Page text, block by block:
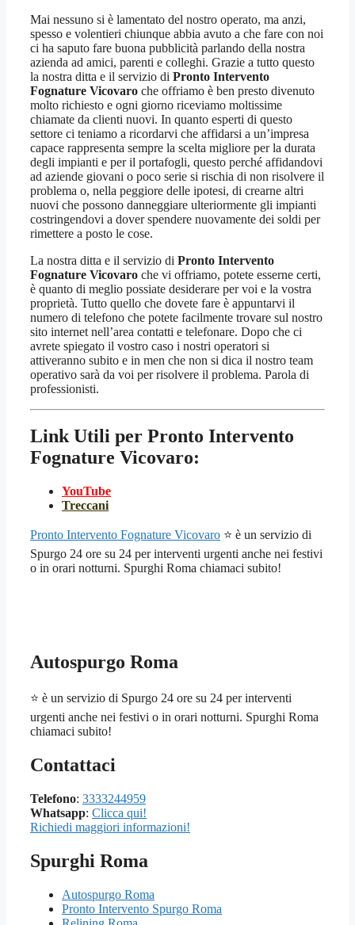
Mai nessuno si è lamentato del nostro operato, ma anzi,
spesso e volentieri chiunque abbia avuto a che fare con noi
ci ha saputo fare buona pubblicità parlando della nostra
azienda ad amici, parenti e colleghi. Grazie a tutto questo
la nostra ditta e il servizio di Pronto Intervento
Fognature Vicovaro che offriamo è ben presto divenuto
molto richiesto e ogni giorno riceviamo moltissime
chiamate da clienti nuovi. In quanto esperti di questo
settore ci teniamo a ricordarvi che affidarsi a un’impresa
capace rappresenta sempre la scelta migliore per la durata
degli impianti e per il portafogli, questo perché affidandovi
ad aziende giovani o poco serie si rischia di non risolvere il
problema o, nella peggiore delle ipotesi, di crearne altri
nuovi che possono danneggiare ulteriormente gli impianti
costringendovi a dover spendere nuovamente dei soldi per
rimettere a posto le cose.
La nostra ditta e il servizio di Pronto Intervento
Fognature Vicovaro che vi offriamo, potete esserne certi,
è quanto di meglio possiate desiderare per voi e la vostra
proprietà. Tutto quello che dovete fare è appuntarvi il
numero di telefono che potete facilmente trovare sul nostro
sito internet nell’area contatti e telefonare. Dopo che ci
avrete spiegato il vostro caso i nostri operatori si
attiveranno subito e in men che non si dica il nostro team
operativo sarà da voi per risolvere il problema. Parola di
professionisti.
Link Utili per Pronto Intervento
Fognature Vicovaro:
YouTube
Treccani
Pronto Intervento Fognature Vicovaro ⭐ è un servizio di
Spurgo 24 ore su 24 per interventi urgenti anche nei festivi
o in orari notturni. Spurghi Roma chiamaci subito!
Autospurgo Roma
⭐ è un servizio di Spurgo 24 ore su 24 per interventi
urgenti anche nei festivi o in orari notturni. Spurghi Roma
chiamaci subito!
Contattaci
Telefono: 3333244959
Whatsapp: Clicca qui!
Richiedi maggiori informazioni!
Spurghi Roma
Autospurgo Roma
Pronto Intervento Spurgo Roma